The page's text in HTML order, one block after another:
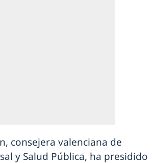
consejera valenciana de
y Salud Pública, ha presidido